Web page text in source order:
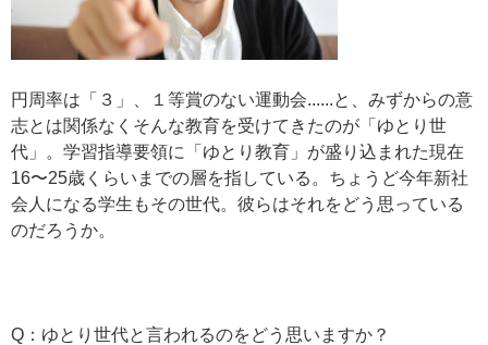
円周率は「３」、１等賞のない運動会......と、みずからの意
志とは関係なくそんな教育を受けてきたのが「ゆとり世
代」。学習指導要領に「ゆとり教育」が盛り込まれた現在
16〜25歳くらいまでの層を指している。ちょうど今年新社
会人になる学生もその世代。彼らはそれをどう思っている
のだろうか。
Q：ゆとり世代と言われるのをどう思いますか？